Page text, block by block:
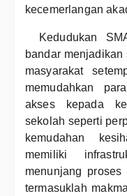
kecemerlangan
Kedudukan
bandar
masyarakat
memudahkan
akses kepada
sekolah seperti
kemudahan
memiliki
menunjang
termasuklah